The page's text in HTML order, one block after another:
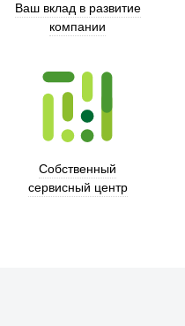
Ваш вклад в развитие
компании
Собственный
сервисный центр